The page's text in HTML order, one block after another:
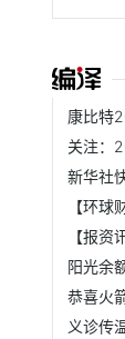
【环